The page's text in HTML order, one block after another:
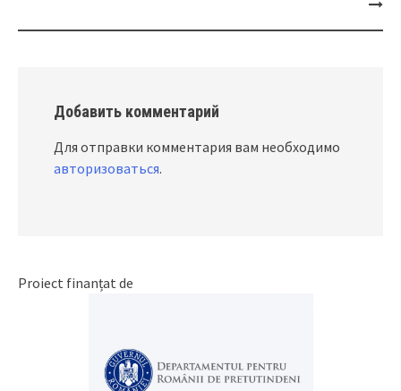
Добавить комментарий
Для отправки комментария вам необходимо
авторизоваться.
Proiect finanțat de